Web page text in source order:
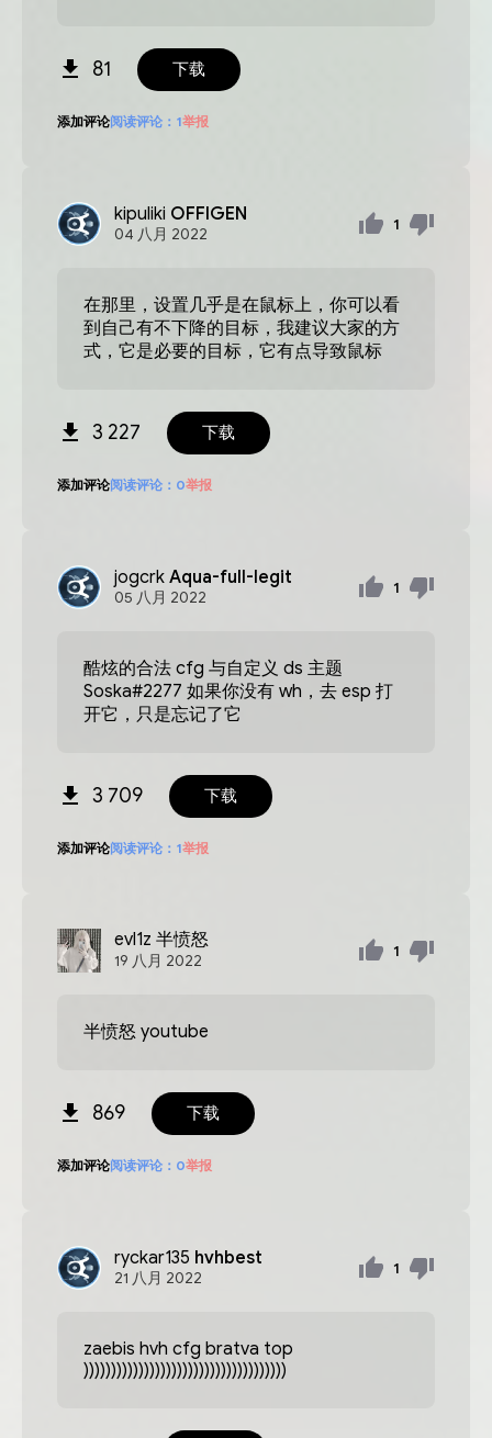
81 下载
添加评论阅读评论： 1举报
kipuliki OFFIGEN
04 八月 2022
1
在那里，设置几乎是在鼠标上，你可以看
到自己有不下降的目标，我建议大家的方
式，它是必要的目标，它有点导致鼠标
3 227 下载
添加评论阅读评论： 0举报
jogcrk Aqua-full-legit
05 八月 2022
1
酷炫的合法 cfg 与自定义 ds 主题
Soska#2277 如果你没有 wh，去 esp 打
开它，只是忘记了它
3 709 下载
添加评论阅读评论： 1举报
evl1z 半愤怒
19 八月 2022
1
半愤怒 youtube
869 下载
添加评论阅读评论： 0举报
ryckar135 hvhbest
21 八月 2022
1
zaebis hvh cfg bratva top
)))))))))))))))))))))))))))))))))))))